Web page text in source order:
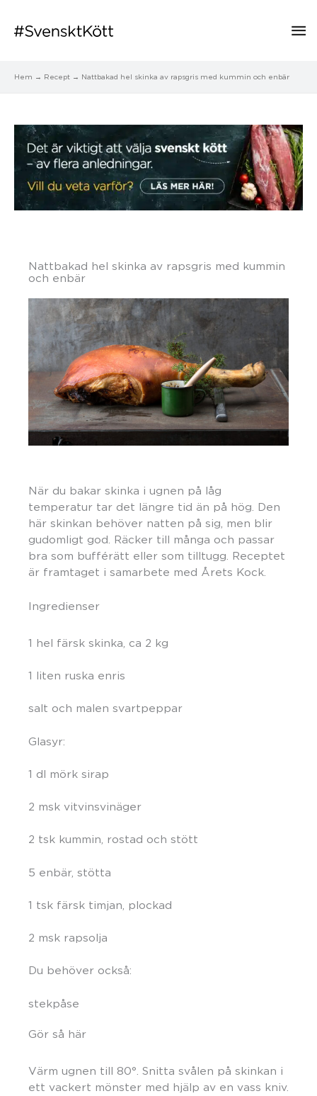
Hem Recept Nattbakad hel skinka av rapsgris med kummin och enbär
Nattbakad hel skinka av rapsgris med kummin
och enbär
När du bakar skinka i ugnen på låg
temperatur tar det längre tid än på hög. Den
här skinkan behöver natten på sig, men blir
gudomligt god. Räcker till många och passar
bra som bufférätt eller som tilltugg. Receptet
är framtaget i samarbete med Årets Kock.
Ingredienser
1 hel färsk skinka, ca 2 kg
1 liten ruska enris
salt och malen svartpeppar
Glasyr:
1 dl mörk sirap
2 msk vitvinsvinäger
2 tsk kummin, rostad och stött
5 enbär, stötta
1 tsk färsk timjan, plockad
2 msk rapsolja
Du behöver också:
stekpåse
Gör så här
Värm ugnen till 80°. Snitta svålen på skinkan i
ett vackert mönster med hjälp av en vass kniv.